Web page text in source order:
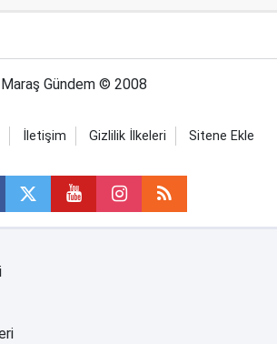
Maraş Gündem © 2008
İletişim Gizlilik İlkeleri Sitene Ekle